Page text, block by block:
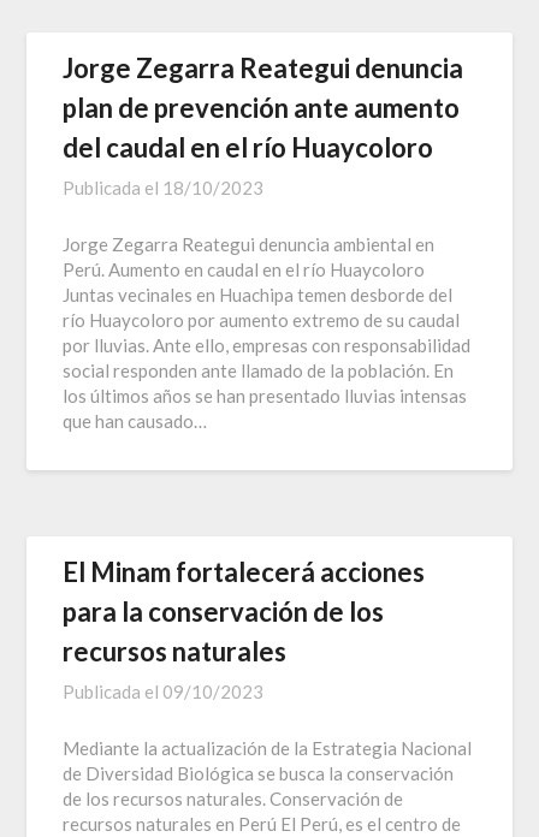
Jorge Zegarra Reategui denuncia
plan de prevención ante aumento
del caudal en el río Huaycoloro
Publicada el 18/10/2023
Jorge Zegarra Reategui denuncia ambiental en
Perú. Aumento en caudal en el río Huaycoloro
Juntas vecinales en Huachipa temen desborde del
río Huaycoloro por aumento extremo de su caudal
por lluvias. Ante ello, empresas con responsabilidad
social responden ante llamado de la población. En
los últimos años se han presentado lluvias intensas
que han causado…
El Minam fortalecerá acciones
para la conservación de los
recursos naturales
Publicada el 09/10/2023
Mediante la actualización de la Estrategia Nacional
de Diversidad Biológica se busca la conservación
de los recursos naturales. Conservación de
recursos naturales en Perú El Perú, es el centro de